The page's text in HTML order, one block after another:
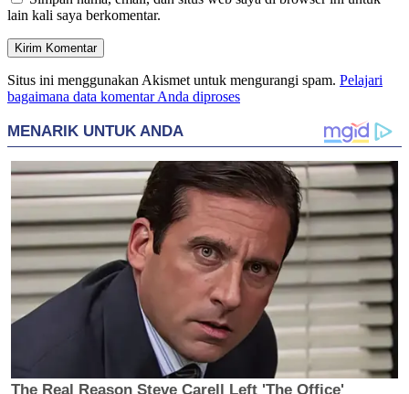
lain kali saya berkomentar.
Situs ini menggunakan Akismet untuk mengurangi spam. Pelajari
bagaimana data komentar Anda diproses